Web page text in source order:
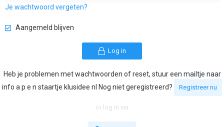
Je wachtwoord vergeten?
Aangemeld blijven
Log in
Heb je problemen met wachtwoorden of reset, stuur een mailtje naar
info a p e n staartje klusidee nl Nog niet geregistreerd?
Registreer nu
or log in via